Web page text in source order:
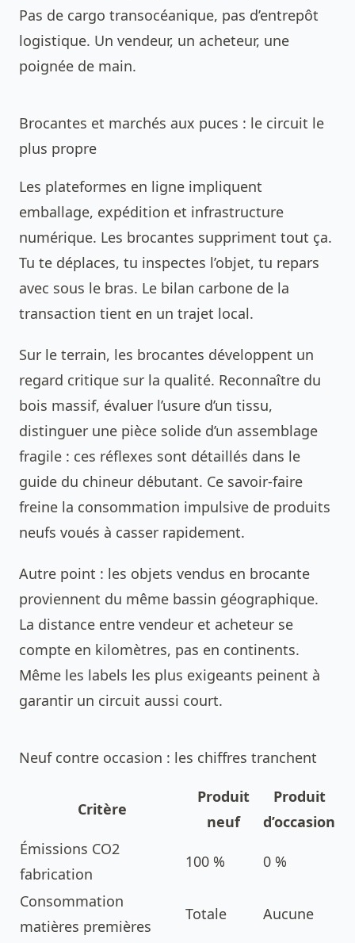
Pas de cargo transocéanique, pas d’entrepôt
logistique. Un vendeur, un acheteur, une
poignée de main.
Brocantes et marchés aux puces : le circuit le
plus propre
Les plateformes en ligne impliquent
emballage, expédition et infrastructure
numérique. Les brocantes suppriment tout ça.
Tu te déplaces, tu inspectes l’objet, tu repars
avec sous le bras. Le bilan carbone de la
transaction tient en un trajet local.
Sur le terrain, les brocantes développent un
regard critique sur la qualité. Reconnaître du
bois massif, évaluer l’usure d’un tissu,
distinguer une pièce solide d’un assemblage
fragile : ces réflexes sont détaillés dans le
guide du chineur débutant. Ce savoir-faire
freine la consommation impulsive de produits
neufs voués à casser rapidement.
Autre point : les objets vendus en brocante
proviennent du même bassin géographique.
La distance entre vendeur et acheteur se
compte en kilomètres, pas en continents.
Même les labels les plus exigeants peinent à
garantir un circuit aussi court.
Neuf contre occasion : les chiffres tranchent
Critère
Produit
neuf
Produit
d’occasion
Émissions CO2
fabrication
100 % 0 %
Consommation
matières premières
Totale Aucune